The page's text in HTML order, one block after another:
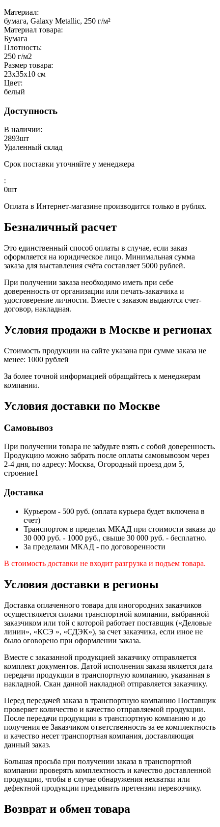
Материал:
бумага, Galaxy Metallic, 250 г/м²
Материал товара:
Бумага
Плотность:
250 г/м2
Размер товара:
23х35х10 см
Цвет:
белый
Доступность
В наличии:
2893шт
Удаленный склад
Срок поставки уточняйте у менеджера
:
0шт
Оплата в Интернет-магазине производится только в рублях.
Безналичный расчет
Это единственный способ оплаты в случае, если заказ
оформляется на юридическое лицо. Минимальная сумма
заказа для выставления счёта составляет 5000 рублей.
При получении заказа необходимо иметь при себе
доверенность от организации или печать-заказчика и
удостоверение личности. Вместе с заказом выдаются счет-
договор, накладная.
Условия продажи в Москве и регионах
Стоимость продукции на сайте указана при сумме заказа не
менее: 1000 рублей
За более точной информацией обращайтесь к менеджерам
компании.
Условия доставки по Москве
Самовывоз
При получении товара не забудьте взять с собой доверенность.
Продукцию можно забрать после оплаты самовывозом через
2-4 дня, по адресу: Москва, Огородный проезд дом 5,
строение1
Доставка
Курьером - 500 руб. (оплата курьера будет включена в
счет)
Транспортом в пределах МКАД при стоимости заказа до
30 000 руб. - 1000 руб., свыше 30 000 руб. - бесплатно.
За пределами МКАД - по договоренности
В стоимость доставки не входит разгрузка и подъем товара.
Условия доставки в регионы
Доставка оплаченного товара для иногородних заказчиков
осуществляется силами транспортной компании, выбранной
заказчиком или той с которой работает поставщик («Деловые
линии», «КСЭ », «СДЭК»), за счет заказчика, если иное не
было оговорено при оформлении заказа.
Вместе с заказанной продукцией заказчику отправляется
комплект документов. Датой исполнения заказа является дата
передачи продукции в транспортную компанию, указанная в
накладной. Скан данной накладной отправляется заказчику.
Перед передачей заказа в транспортную компанию Поставщик
проверяет количество и качество отправляемой продукции.
После передачи продукции в транспортную компанию и до
получения ее Заказчиком ответственность за ее комплектность
и качество несет транспортная компания, доставляющая
данный заказ.
Большая просьба при получении заказа в транспортной
компании проверять комплектность и качество доставленной
продукции, чтобы в случае обнаружения нехватки или
дефектной продукции предъявить претензии перевозчику.
Возврат и обмен товара